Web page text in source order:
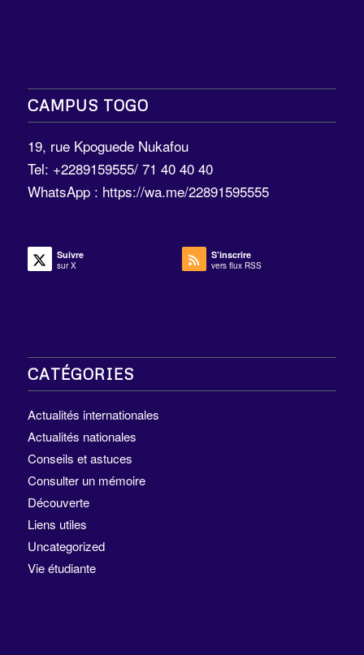
CAMPUS TOGO
19, rue Kpoguede Nukafou
Tel: +2289159555/ 71 40 40 40
WhatsApp : https://wa.me/22891595555
Suivre
sur X
S’inscrire
vers flux RSS
CATÉGORIES
Actualités internationales
Actualités nationales
Conseils et astuces
Consulter un mémoire
Découverte
Liens utiles
Uncategorized
Vie étudiante